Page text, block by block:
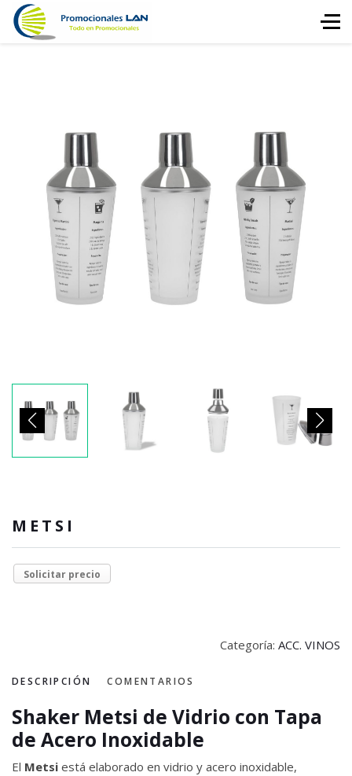
METSI
Solicitar precio
Categoría: ACC. VINOS
DESCRIPCIÓN COMENTARIOS
Shaker Metsi de Vidrio con Tapa
de Acero Inoxidable
El Metsi está elaborado en vidrio y acero inoxidable,